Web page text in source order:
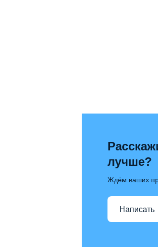
лучше?
Ждём ваших
Написать